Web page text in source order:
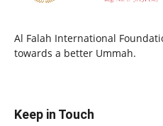
Al Falah International
towards a better Ummah.
Keep in Touch